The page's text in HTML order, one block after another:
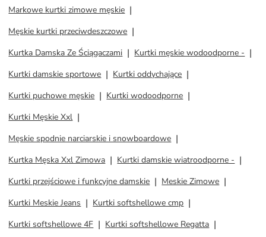
Markowe kurtki zimowe męskie
Męskie kurtki przeciwdeszczowe
Kurtka Damska Ze Ściągaczami
Kurtki męskie wodoodporne -
Kurtki damskie sportowe
Kurtki oddychające
Kurtki puchowe męskie
Kurtki wodoodporne
Kurtki Męskie Xxl
Męskie spodnie narciarskie i snowboardowe
Kurtka Męska Xxl Zimowa
Kurtki damskie wiatroodporne -
Kurtki przejściowe i funkcyjne damskie
Meskie Zimowe
Kurtki Meskie Jeans
Kurtki softshellowe cmp
Kurtki softshellowe 4F
Kurtki softshellowe Regatta